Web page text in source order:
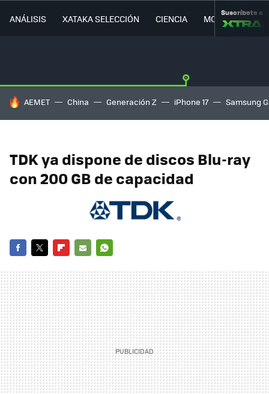
ANÁLISIS XATAKA SELECCIÓN CIENCIA MOVILIDAD
Suscríbete a
HOY SE HABLA DE
AEMET China Generación Z iPhone 17 Samsung
TDK ya dispone de discos Blu-ray
con 200 GB de capacidad
MAIL